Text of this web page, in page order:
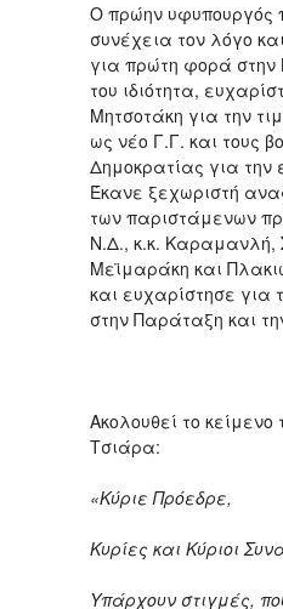
Ο πρώην υφυπουργός
συνέχεια τον λόγο
για πρώτη φορά στην
του ιδιότητα,
Μητσοτάκη για την
ως νέο Γ.Γ. και τους
Δημοκρατίας για την
Έκανε ξεχωριστή
των παριστάμενων
Ν.Δ., κ.κ.
Μεϊμαράκη και
και ευχαρίστησε για
στην Παράταξη και
Ακολουθεί το κείμενο
Τσιάρα:
«Κύριε Πρόεδρε,
Κυρίες και Κύριοι
Υπάρχουν στιγμές,